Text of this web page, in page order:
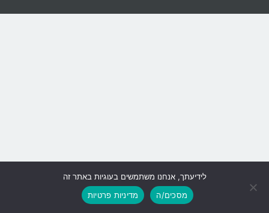
גלילה
לראש
לידיעתך, אנחנו משתמשים בעוגיות באתר זה
מסכים/ה
מדיניות פרטיות